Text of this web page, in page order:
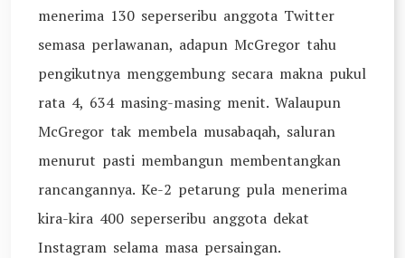
menerima 130 seperseribu anggota Twitter
semasa perlawanan, adapun McGregor tahu
pengikutnya menggembung secara makna pukul
rata 4, 634 masing-masing menit. Walaupun
McGregor tak membela musabaqah, saluran
menurut pasti membangun membentangkan
rancangannya. Ke-2 petarung pula menerima
kira-kira 400 seperseribu anggota dekat
Instagram selama masa persaingan.